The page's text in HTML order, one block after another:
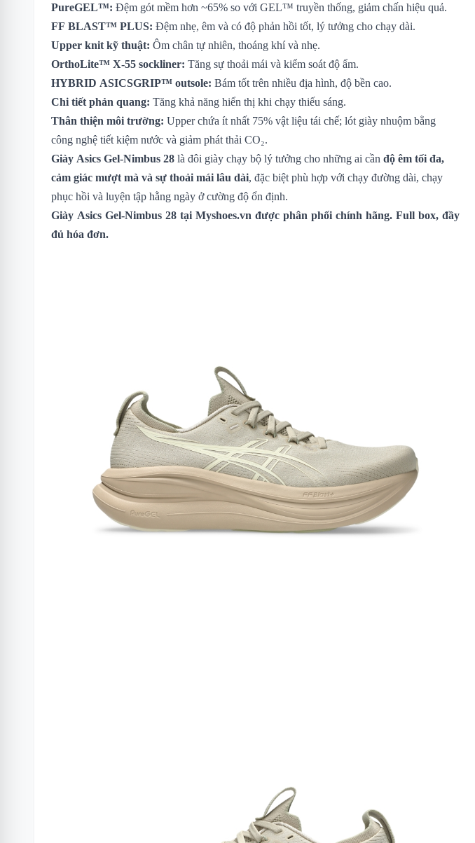
PureGEL™: Đệm gót mềm hơn ~65% so với GEL™ truyền thống, giảm chấn hiệu quả.
FF BLAST™ PLUS: Đệm nhẹ, êm và có độ phản hồi tốt, lý tưởng cho chạy dài.
Upper knit kỹ thuật: Ôm chân tự nhiên, thoáng khí và nhẹ.
OrthoLite™ X-55 sockliner: Tăng sự thoải mái và kiểm soát độ ẩm.
HYBRID ASICSGRIP™ outsole: Bám tốt trên nhiều địa hình, độ bền cao.
Chi tiết phản quang: Tăng khả năng hiển thị khi chạy thiếu sáng.
Thân thiện môi trường: Upper chứa ít nhất 75% vật liệu tái chế; lót giày nhuộm bằng
công nghệ tiết kiệm nước và giảm phát thải CO₂.
Giày Asics Gel-Nimbus 28 là đôi giày chạy bộ lý tưởng cho những ai cần độ êm tối đa,
cảm giác mượt mà và sự thoải mái lâu dài, đặc biệt phù hợp với chạy đường dài, chạy
phục hồi và luyện tập hằng ngày ở cường độ ổn định.
Giày Asics Gel-Nimbus 28 tại Myshoes.vn được phân phối chính hãng. Full box, đầy
đủ hóa đơn.